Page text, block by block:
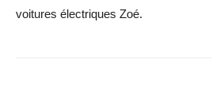
voitures électriques Zoé.